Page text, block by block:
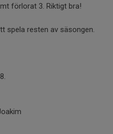
förlorat 3. Riktigt bra!
spela resten av säsongen.